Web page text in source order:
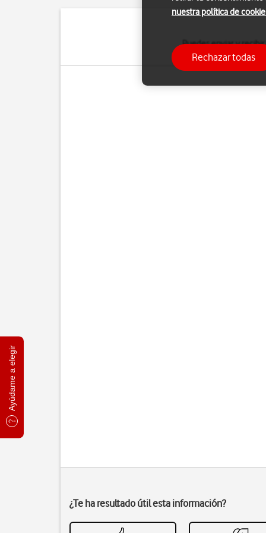
Ayúdame a elegir
Puedes enviar y
¿Te ha resultado útil esta información?
nuestra política de
Rechazar todas